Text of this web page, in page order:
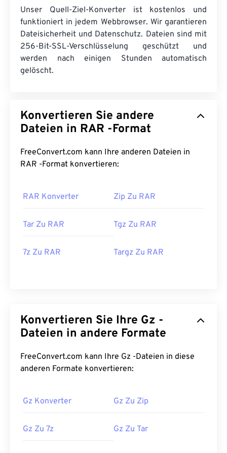
Unser Quell-Ziel-Konverter ist kostenlos und
funktioniert in jedem Webbrowser. Wir garantieren
Dateisicherheit und Datenschutz. Dateien sind mit
256-Bit-SSL-Verschlüsselung geschützt und
werden nach einigen Stunden automatisch
gelöscht.
Konvertieren Sie andere
Dateien in RAR -Format
FreeConvert.com kann Ihre anderen Dateien in
RAR -Format konvertieren:
RAR Konverter Zip Zu RAR
Tar Zu RAR Tgz Zu RAR
7z Zu RAR Targz Zu RAR
Konvertieren Sie Ihre Gz -
Dateien in andere Formate
FreeConvert.com kann Ihre Gz -Dateien in diese
anderen Formate konvertieren:
Gz Konverter Gz Zu Zip
Gz Zu 7z Gz Zu Tar